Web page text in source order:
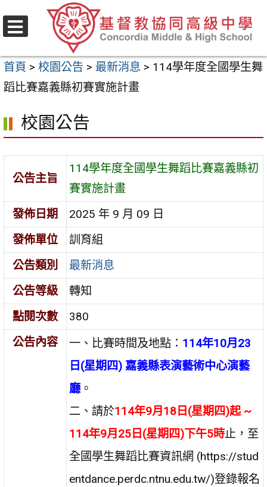
至
要
內
區
首頁 > 校園公告 > 最新消息 > 114學年度全國學生舞
蹈比賽嘉義縣初賽實施計畫
校園公告
公告主旨
114學年度全國學生舞蹈比賽嘉義縣初
賽實施計畫
發佈日期
2025 年 9 月 09 日
發佈單位
訓育組
公告類別
最新消息
公告等級
轉知
點閱次數
380
公告內容
一、比賽時間及地點： 114年10月23
日(星期四) 嘉義縣表演藝術中心演藝
廳。
二、請於114年9月18日(星期四)起 ~
114年9月25日(星期四)下午5時止，至
全國學生舞蹈比賽資訊網 (https://stud
entdance.perdc.ntnu.edu.tw/)登錄報名
選
單